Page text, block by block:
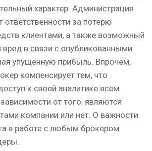
характер. Администрация
ответственности за потерю
клиентами, а также возможный
в связи с опубликованными
упущенную прибыль. Впрочем,
компенсирует тем, что
к своей аналитике всем
от того, являются
компании или нет. О важности
в работе с любым брокером